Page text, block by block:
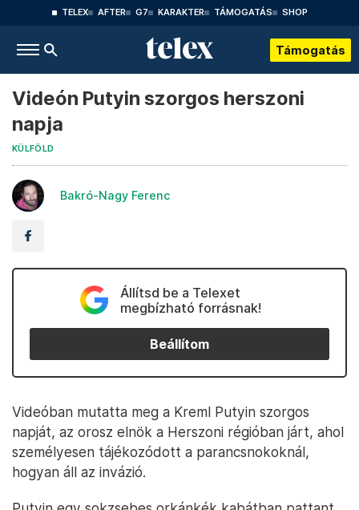
TELEX AFTER G7 KARAKTER TÁMOGATÁS SHOP
Támogatás
Videón Putyin szorgos herszoni
napja
KÜLFÖLD
Bakró-Nagy Ferenc
Állítsd be a Telexet
megbízható forrásnak!
Beállítom
Videóban mutatta meg a Kreml Putyin szorgos
napját, az orosz elnök a Herszoni régióban járt, ahol
személyesen tájékozódott a parancsnokoknál,
hogyan áll az invázió.